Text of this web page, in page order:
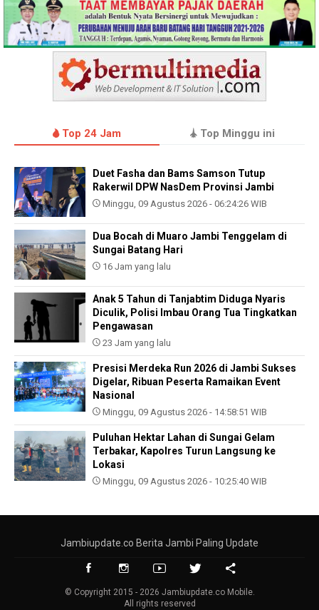
Top 24 Jam Top Minggu ini
Duet Fasha dan Bams Samson Tutup
Rakerwil DPW NasDem Provinsi Jambi
Minggu, 09 Agustus 2026 - 06:24:26 WIB
Dua Bocah di Muaro Jambi Tenggelam di
Sungai Batang Hari
16 Jam yang lalu
Anak 5 Tahun di Tanjabtim Diduga Nyaris
Diculik, Polisi Imbau Orang Tua Tingkatkan
Pengawasan
23 Jam yang lalu
Presisi Merdeka Run 2026 di Jambi Sukses
Digelar, Ribuan Peserta Ramaikan Event
Nasional
Minggu, 09 Agustus 2026 - 14:58:51 WIB
Puluhan Hektar Lahan di Sungai Gelam
Terbakar, Kapolres Turun Langsung ke
Lokasi
Minggu, 09 Agustus 2026 - 10:25:40 WIB
Jambiupdate.co Berita Jambi Paling Update
© Copyright 2015 - 2026 Jambiupdate.co Mobile.
All rights reserved